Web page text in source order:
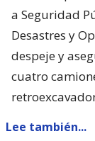
a Seguridad
Desastres y
despeje y
cuatro
Lee también...